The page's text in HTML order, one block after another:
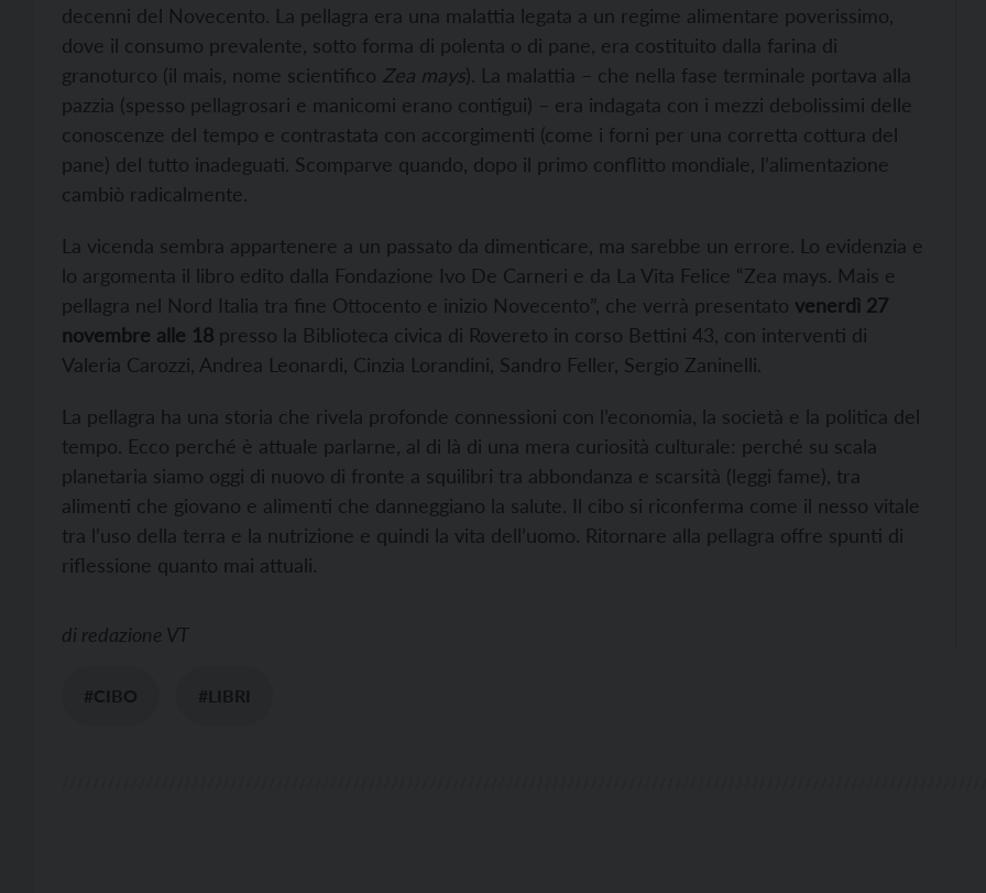
decenni del Novecento. La pellagra era una malattia legata a un regime alimentare poverissimo,
dove il consumo prevalente, sotto forma di polenta o di pane, era costituito dalla farina di
granoturco (il mais, nome scientifico Zea mays). La malattia – che nella fase terminale portava alla
pazzia (spesso pellagrosari e manicomi erano contigui) – era indagata con i mezzi debolissimi delle
conoscenze del tempo e contrastata con accorgimenti (come i forni per una corretta cottura del
pane) del tutto inadeguati. Scomparve quando, dopo il primo conflitto mondiale, l’alimentazione
cambiò radicalmente.
La vicenda sembra appartenere a un passato da dimenticare, ma sarebbe un errore. Lo evidenzia e
lo argomenta il libro edito dalla Fondazione Ivo De Carneri e da La Vita Felice “Zea mays. Mais e
pellagra nel Nord Italia tra fine Ottocento e inizio Novecento”, che verrà presentato venerdì 27
novembre alle 18 presso la Biblioteca civica di Rovereto in corso Bettini 43, con interventi di
Valeria Carozzi, Andrea Leonardi, Cinzia Lorandini, Sandro Feller, Sergio Zaninelli.
La pellagra ha una storia che rivela profonde connessioni con l’economia, la società e la politica del
tempo. Ecco perché è attuale parlarne, al di là di una mera curiosità culturale: perché su scala
planetaria siamo oggi di nuovo di fronte a squilibri tra abbondanza e scarsità (leggi fame), tra
alimenti che giovano e alimenti che danneggiano la salute. Il cibo si riconferma come il nesso vitale
tra l’uso della terra e la nutrizione e quindi la vita dell’uomo. Ritornare alla pellagra offre spunti di
riflessione quanto mai attuali.
di redazione VT
#CIBO #LIBRI